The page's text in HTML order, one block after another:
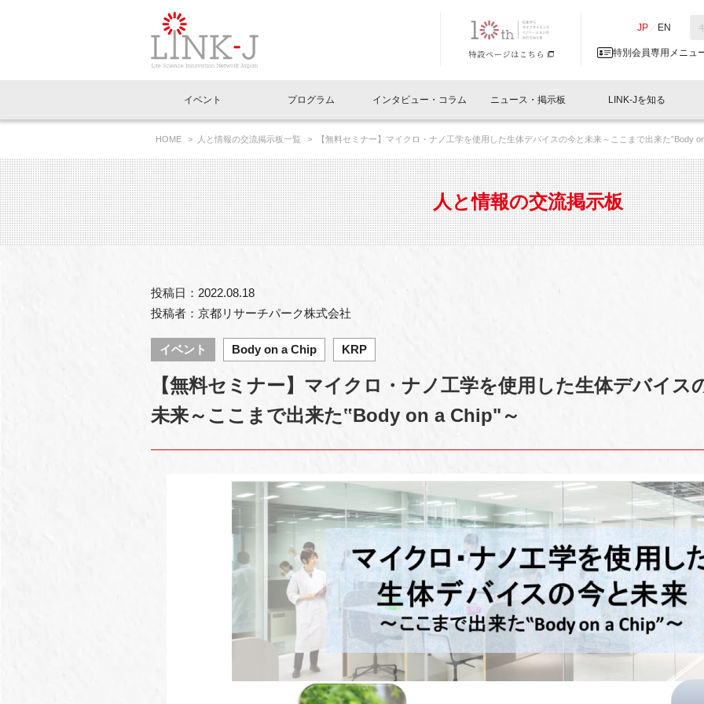
JP EN
特別会員専用メニュ
イベントお知らせメール登録
閉じる
イベント
イベント一覧
LINK-J主催・共催 特別会員開催
LINK-J協賛・協力 出展・参加
イベントレポート一覧
LINK-J主催・共催
LINK-J協賛・協力
プログラム
Out of Box相談室 What's "UNIKORN"？
インタビュー・コラム
インタビュー・コラム一覧
スペシャルインタビュー ベンチャーインタビュー 会報
連載コラム サポーターコラム 日本
ニュース・掲示板
ニュース一覧
トピック プレスリリース
メディア情報 海外関連
協賛・協力
人と情報の交流掲示板一覧
会員プレスリリース
募集
LINK-Jを知る
理事長挨拶 Why in Nihonbashi
国内外連携 サポーター紹介 事業
組織概要 パンフレット GTB
特別会員一覧 特別会員について 入会
専用メニューはこちら
ラウンジ・会議室 オフィス・ラボ 施設
アクセス
HOME 人と情報の交流掲示板一覧 【無料セミナー】マイクロ・ナノ工学を使用した生体デバイスの今と未来～ここまで出来た‟Body
人と情報の交流掲示板
投稿日：2022.08.18
投稿者：京都リサーチパーク株式会社
イベント Body on a Chip KRP
【無料セミナー】マイクロ・ナノ工学を使用した生体デバイス
未来～ここまで出来た‟Body on a Chip"～